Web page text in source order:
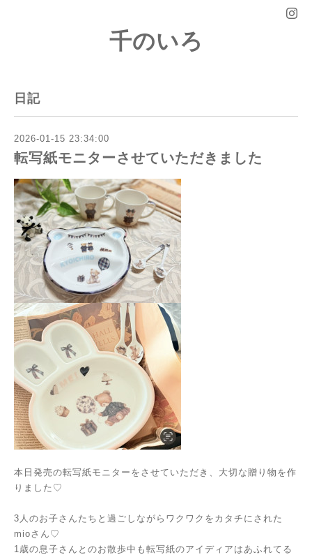
千のいろ
日記
2026-01-15 23:34:00
転写紙モニターさせていただきました
本日発売の転写紙モニターをさせていただき、大切な贈り物を作
りました♡
3人のお子さんたちと過ごしながらワクワクをカタチにされた
mioさん♡
1歳の息子さんとのお散歩中も転写紙のアイディアはあふれてる